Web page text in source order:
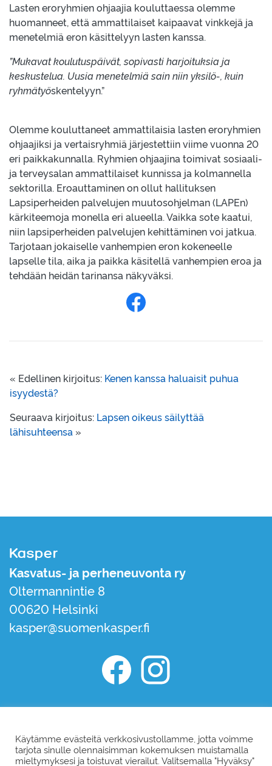
Lasten eroryhmien ohjaajia kouluttaessa olemme
huomanneet, että ammattilaiset kaipaavat vinkkejä ja
menetelmiä eron käsittelyyn lasten kanssa.
”Mukavat koulutuspäivät, sopivasti harjoituksia ja
keskustelua. Uusia menetelmiä sain niin yksilö-, kuin
ryhmätyöskentelyyn.”
Olemme kouluttaneet ammattilaisia lasten eroryhmien
ohjaajiksi ja vertaisryhmiä järjestettiin viime vuonna 20
eri paikkakunnalla. Ryhmien ohjaajina toimivat sosiaali-
ja terveysalan ammattilaiset kunnissa ja kolmannella
sektorilla. Eroauttaminen on ollut hallituksen
Lapsiperheiden palvelujen muutosohjelman (LAPEn)
kärkiteemoja monella eri alueella. Vaikka sote kaatui,
niin lapsiperheiden palvelujen kehittäminen voi jatkua.
Tarjotaan jokaiselle vanhempien eron kokeneelle
lapselle tila, aika ja paikka käsitellä vanhempien eroa ja
tehdään heidän tarinansa näkyväksi.
« Edellinen kirjoitus: Kenen kanssa haluaisit puhua
isyydestä?
Seuraava kirjoitus: Lapsen oikeus säilyttää
lähisuhteensa »
Kasper
Kasvatus- ja perheneuvonta ry
Oltermannintie 8
00620 Helsinki
kasper@suomenkasper.fi
Tilaa uutiskirje
Käytämme evästeitä verkkosivustollamme, jotta voimme
tarjota sinulle olennaisimman kokemuksen muistamalla
mieltymyksesi ja toistuvat vierailut. Valitsemalla "Hyväksy"